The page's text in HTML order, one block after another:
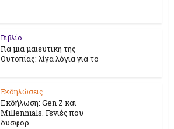
Βιβλίο
Για μια μαιευτική της
Ουτοπίας: λίγα λόγια για το
Εκδηλώσεις
Εκδήλωση: Gen Z και
Millennials. Γενιές που
δυσφορ